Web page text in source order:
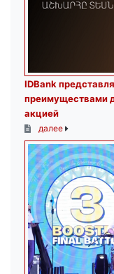
IDBank
преимуществами
акцией
далее